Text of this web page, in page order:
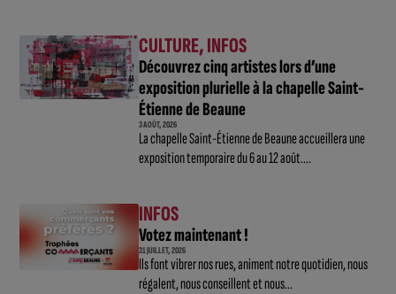
CULTURE,INFOS
Découvrez cinq artistes lors d’une
exposition plurielle à la chapelle Saint-
Étienne de Beaune
3 AOÛT, 2026
La chapelle Saint-Étienne de Beaune accueillera une
exposition temporaire du 6 au 12 août....
INFOS
Votez maintenant !
31 JUILLET, 2026
Ils font vibrer nos rues, animent notre quotidien, nous
régalent, nous conseillent et nous...